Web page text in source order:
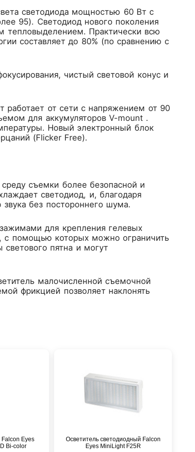
светодиода мощностью 60 Вт с
95). Светодиод нового поколения
Практически всю
составляет до 80% (по сравнению с
чистый световой конус и
работает от сети с напряжением от 90
для аккумуляторов V-mount .
Новый электронный блок
(Flicker Free).
съемки более безопасной и
светодиод, и, благодаря
без постороннего шума.
для крепления гелевых
с помощью которых можно ограничить
пятна и могут
малочисленной съемочной
фрикцией позволяет наклонять
Falcon Eyes
Bi-color
Осветитель светодиодный Falcon
Eyes MiniLight F25R